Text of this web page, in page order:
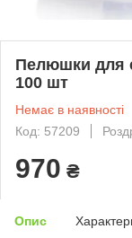
Пелюшки для
100 шт
Немає в наявності
Код: 57209
970 ₴
Опис